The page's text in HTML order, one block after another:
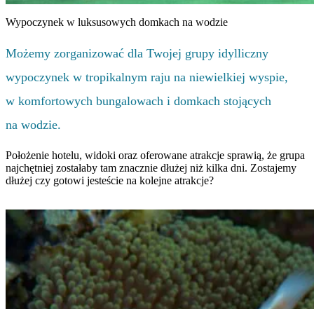
Wypoczynek w luksusowych domkach na wodzie
Możemy zorganizować dla Twojej grupy idylliczny
wypoczynek w tropikalnym raju na niewielkiej wyspie,
w komfortowych bungalowach i domkach stojących
na wodzie.
Położenie hotelu, widoki oraz oferowane atrakcje sprawią, że grupa
najchętniej zostałaby tam znacznie dłużej niż kilka dni. Zostajemy
dłużej czy gotowi jesteście na kolejne atrakcje?